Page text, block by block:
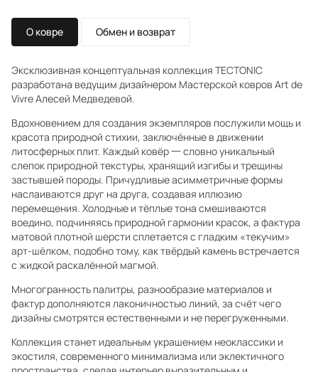
О ковре Обмен и возврат
Эксклюзивная концептуальная коллекция TECTONIC
разработана ведущим дизайнером Мастерской ковров Art de
Vivre Алесей Медведевой.
Вдохновением для создания экземпляров послужили мощь и
красота природной стихии, заключённые в движении
литосферных плит. Каждый ковёр 一 словно уникальный
слепок природной текстуры, хранящий изгибы и трещины
застывшей породы. Причудливые асимметричные формы
наслаиваются друг на друга, создавая иллюзию
перемещения. Холодные и тёплые тона смешиваются
воедино, подчиняясь природной гармонии красок, а фактура
матовой плотной шерсти сплетается с гладким «текучим»
арт-шёлком, подобно тому, как твёрдый камень встречается
с жидкой раскалённой магмой.
Многогранность палитры, разнообразие материалов и
фактур дополняются лаконичностью линий, за счёт чего
дизайны смотрятся естественными и не перегруженными.
Коллекция станет идеальным украшением неоклассики и
экостиля, современного минимализма или эклектичного